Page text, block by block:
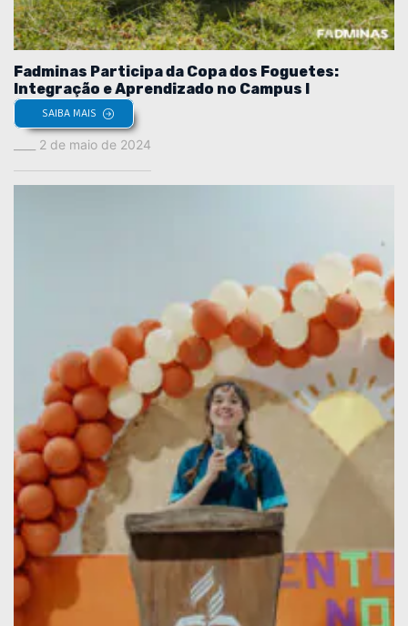
Fadminas Participa da Copa dos Foguetes:
Integração e Aprendizado no Campus I
SAIBA MAIS
2 de maio de 2024